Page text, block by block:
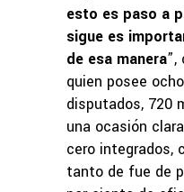
esto es paso a
sigue es
de esa manera”,
quien posee
disputados, 720
una ocasión
cero integrados,
tanto de fue de